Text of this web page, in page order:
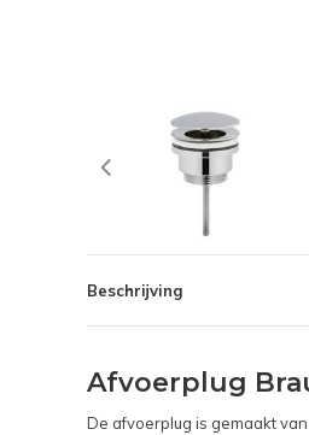
Beschrijving
Afvoerplug
De afvoerplug is gemaakt